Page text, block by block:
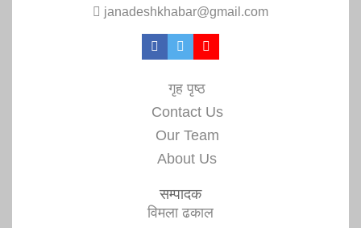
janadeshkhabar@gmail.com
गृह पृष्ठ
Contact Us
Our Team
About Us
सम्पादक
विमला ढकाल